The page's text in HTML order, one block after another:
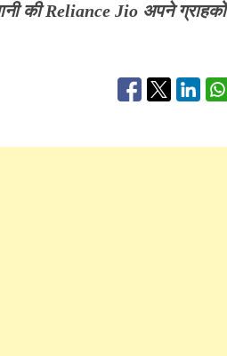
की Reliance Jio अपने ग्राहकों